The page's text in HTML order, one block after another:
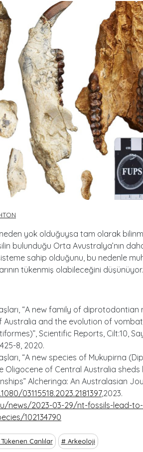
neden yok olduğuysa tam olarak
bulunduğu Orta Avustralya’nın
sahip olduğunu, bu nedenle
tükenmiş olabileceğini düşünüyor.
“A new family of
and the evolution of
Scientific Reports, Cilt:10,
8, 2020.
“A new species of Mukupirna
Oligocene of Central Australia sheds
Alcheringa: An Australasian
03115518.2023.2181397,2023.
news/2023-03-29/nt-fossils-lead-
102134790
Canlılar Arkeoloji